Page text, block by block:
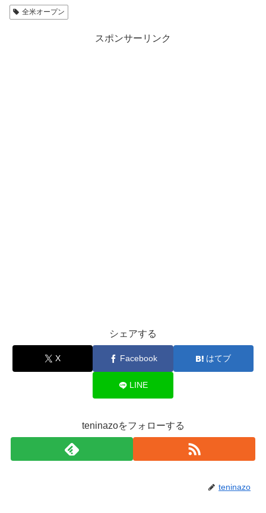
全米オープン
スポンサーリンク
シェアする
X Facebook はてブ
LINE
teninazoをフォローする
teninazo